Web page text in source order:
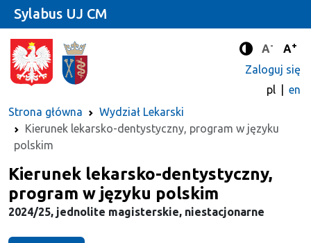
Tryb
A- A+
Zaloguj się
pl
en
Strona główna
Wydział Lekarski
Kierunek lekarsko-dentystyczny, program w języku
polskim
Sylabus UJ CM
Kierunek
Kierunek lekarsko-dentystyczny,
program w języku polskim
2024/25, jednolite magisterskie, niestacjonarne